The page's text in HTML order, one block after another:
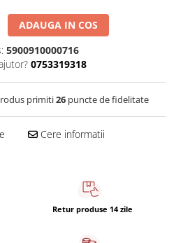
ADAUGA IN COS
5900910000716
0753319318
primiti26puncte de fidelitate
Cere informatii
Retur produse 14 zile